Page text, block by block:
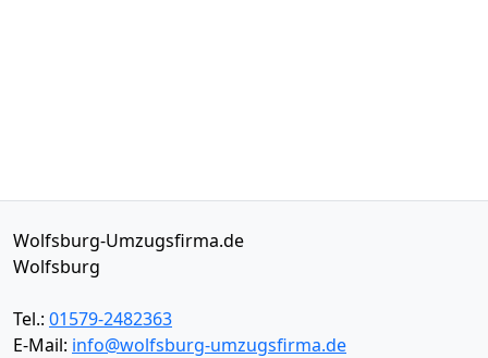
Wolfsburg-Umzugsfirma.de
Wolfsburg
Tel.: 01579-2482363
E-Mail: info@wolfsburg-umzugsfirma.de